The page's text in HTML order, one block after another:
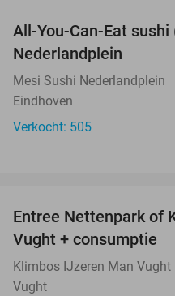
All-You-Can-Eat
Nederlandplein
Mesi Sushi Nederlandplein
Eindhoven
Verkocht: 505
Entree Nettenpark of
Vught + consumptie
Klimbos IJzeren Man Vught
Vught